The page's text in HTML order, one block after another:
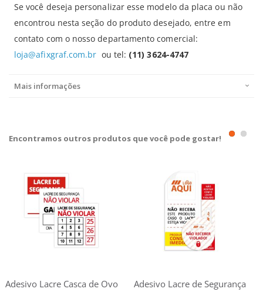
Se você deseja personalizar esse modelo da placa ou não
encontrou nesta seção do produto desejado, entre em
contato com o nosso departamento comercial:
loja@afixgraf.com.br ou tel: (11) 3624-4747
Mais informações
Encontramos outros produtos que você pode gostar!
Adesivo Lacre Casca de Ovo
Adesivo Lacre de Segurança